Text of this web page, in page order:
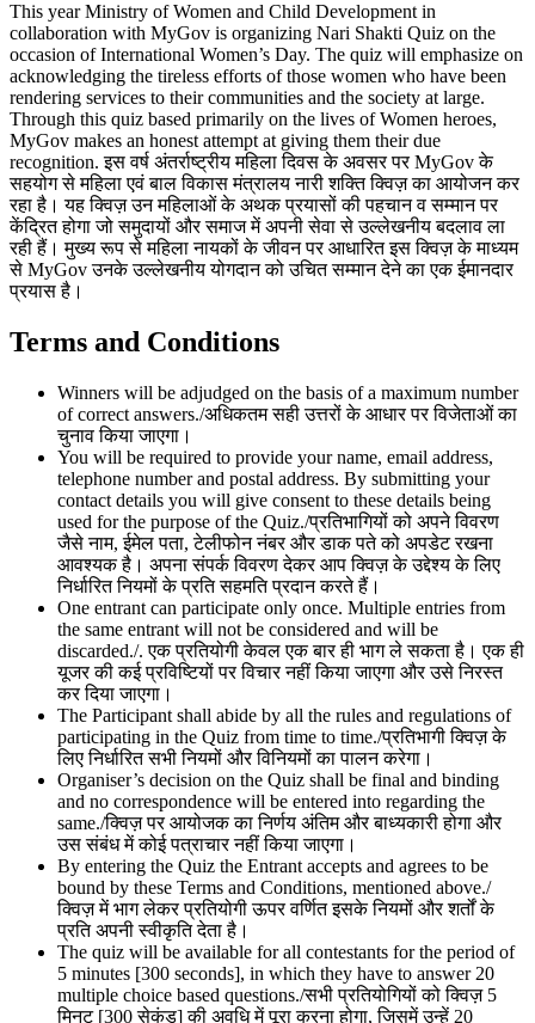
This year Ministry of Women and Child Development in
collaboration with MyGov is organizing Nari Shakti Quiz on the
occasion of International Women’s Day. The quiz will emphasize on
acknowledging the tireless efforts of those women who have been
rendering services to their communities and the society at large.
Through this quiz based primarily on the lives of Women heroes,
MyGov makes an honest attempt at giving them their due
recognition. इस वर्ष अंतर्राष्ट्रीय महिला दिवस के अवसर पर MyGov के
सहयोग से महिला एवं बाल विकास मंत्रालय नारी शक्ति क्विज़ का आयोजन कर
रहा है। यह क्विज़ उन महिलाओं के अथक प्रयासों की पहचान व सम्मान पर
केंद्रित होगा जो समुदायों और समाज में अपनी सेवा से उल्लेखनीय बदलाव ला
रही हैं। मुख्य रूप से महिला नायकों के जीवन पर आधारित इस क्विज़ के माध्यम
से MyGov उनके उल्लेखनीय योगदान को उचित सम्मान देने का एक ईमानदार
प्रयास है।
Terms and Conditions
Winners will be adjudged on the basis of a maximum number
of correct answers./अधिकतम सही उत्तरों के आधार पर विजेताओं का
चुनाव किया जाएगा।
You will be required to provide your name, email address,
telephone number and postal address. By submitting your
contact details you will give consent to these details being
used for the purpose of the Quiz./प्रतिभागियों को अपने विवरण
जैसे नाम, ईमेल पता, टेलीफोन नंबर और डाक पते को अपडेट रखना
आवश्यक है। अपना संपर्क विवरण देकर आप क्विज़ के उद्देश्य के लिए
निर्धारित नियमों के प्रति सहमति प्रदान करते हैं।
One entrant can participate only once. Multiple entries from
the same entrant will not be considered and will be
discarded./. एक प्रतियोगी केवल एक बार ही भाग ले सकता है। एक ही
यूजर की कई प्रविष्टियों पर विचार नहीं किया जाएगा और उसे निरस्त
कर दिया जाएगा।
The Participant shall abide by all the rules and regulations of
participating in the Quiz from time to time./प्रतिभागी क्विज़ के
लिए निर्धारित सभी नियमों और विनियमों का पालन करेगा।
Organiser’s decision on the Quiz shall be final and binding
and no correspondence will be entered into regarding the
same./क्विज़ पर आयोजक का निर्णय अंतिम और बाध्यकारी होगा और
उस संबंध में कोई पत्राचार नहीं किया जाएगा।
By entering the Quiz the Entrant accepts and agrees to be
bound by these Terms and Conditions, mentioned above./
क्विज़ में भाग लेकर प्रतियोगी ऊपर वर्णित इसके नियमों और शर्तों के
प्रति अपनी स्वीकृति देता है।
The quiz will be available for all contestants for the period of
5 minutes [300 seconds], in which they have to answer 20
multiple choice based questions./सभी प्रतियोगियों को क्विज़ 5
मिनट [300 सेकंड] की अवधि में पूरा करना होगा, जिसमें उन्हें 20